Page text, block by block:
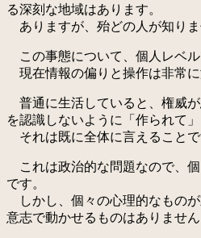
る深刻な地域はあります。
ありますが、殆どの人が知りま
この事態について、個人レベル
現在情報の偏りと操作は非常に
普通に生活していると、権威
を認識しないように「作られて」
それは既に全体に言えることで
これは政治的な問題なので、
です。
しかし、個々の心理的なもの
意志で動かせるものはありません